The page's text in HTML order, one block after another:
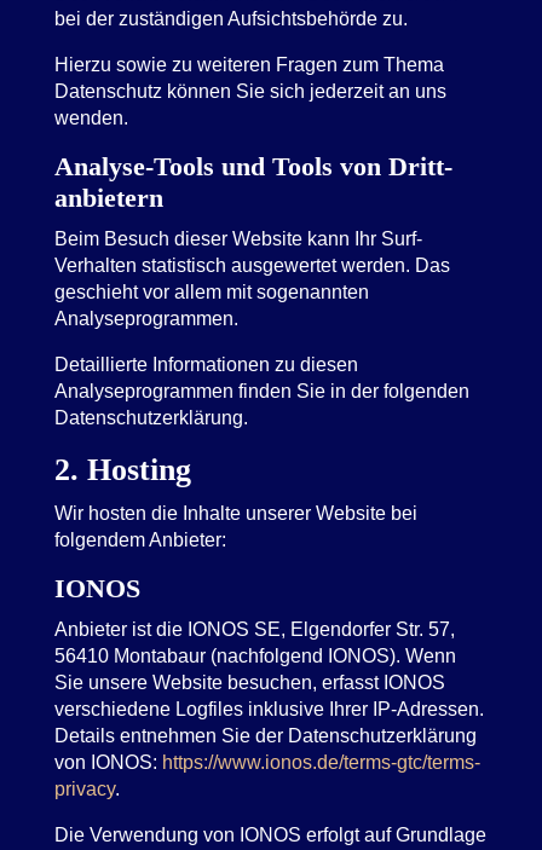
bei der zuständigen Aufsichtsbehörde zu.
Hierzu sowie zu weiteren Fragen zum Thema
Datenschutz können Sie sich jederzeit an uns
wenden.
Analyse-Tools und Tools von Dritt­
anbietern
Beim Besuch dieser Website kann Ihr Surf-
Verhalten statistisch ausgewertet werden. Das
geschieht vor allem mit sogenannten
Analyseprogrammen.
Detaillierte Informationen zu diesen
Analyseprogrammen finden Sie in der folgenden
Datenschutzerklärung.
2. Hosting
Wir hosten die Inhalte unserer Website bei
folgendem Anbieter:
IONOS
Anbieter ist die IONOS SE, Elgendorfer Str. 57,
56410 Montabaur (nachfolgend IONOS). Wenn
Sie unsere Website besuchen, erfasst IONOS
verschiedene Logfiles inklusive Ihrer IP-Adressen.
Details entnehmen Sie der Datenschutzerklärung
von IONOS: https://www.ionos.de/terms-gtc/terms-
privacy.
Die Verwendung von IONOS erfolgt auf Grundlage